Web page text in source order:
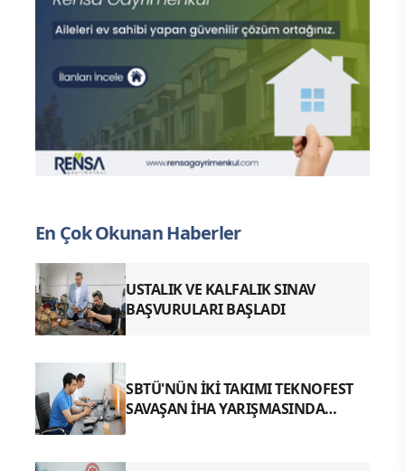
En Çok Okunan Haberler
USTALIK VE KALFALIK SINAV
BAŞVURULARI BAŞLADI
SBTÜ'NÜN İKİ TAKIMI TEKNOFEST
SAVAŞAN İHA YARIŞMASINDA